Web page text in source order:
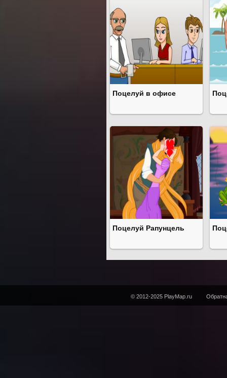
Поцелуй в офисе
Поцелуй Рапунцель
© 2012-2025 PlayMap.ru